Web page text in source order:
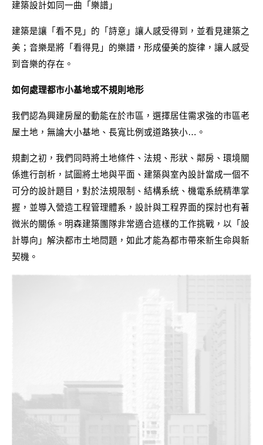
建築設計如同一曲「樂譜」
建築是讓「看不見」的「詩意」讓人感受得到，並看見建築之
美；音樂是將「看得見」的樂譜，形成優美的旋律，讓人感受
到音樂的存在。
如何處理都市小基地或不規則地形
我們認為興建房屋的動能在於市區，選擇居住需求強的市區老
屋土地，無論大小基地、長寬比例或道路狹小…。
規劃之初，我們同時將土地條件、法規、形狀、鄰房、環境關
係進行剖析，試圖將土地與平面、建築與室內設計當成一個不
可分的設計題目，對於法規限制、結構系統、機電系統精準掌
握，並導入營造工程管理體系，設計與工程界面的探討也有著
微米的關係。明森建築團隊非常適合這樣的工作挑戰，以「設
計導向」解決都市土地問題，如此才能為都市帶來新生命與新
契機。